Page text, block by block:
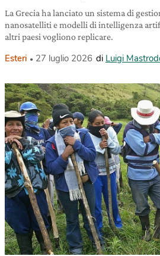
La Grecia ha lanciato un sistema di
nanosatelliti e modelli di intelligenza
altri paesi vogliono replicare.
Esteri 27 luglio 2026 di Luigi